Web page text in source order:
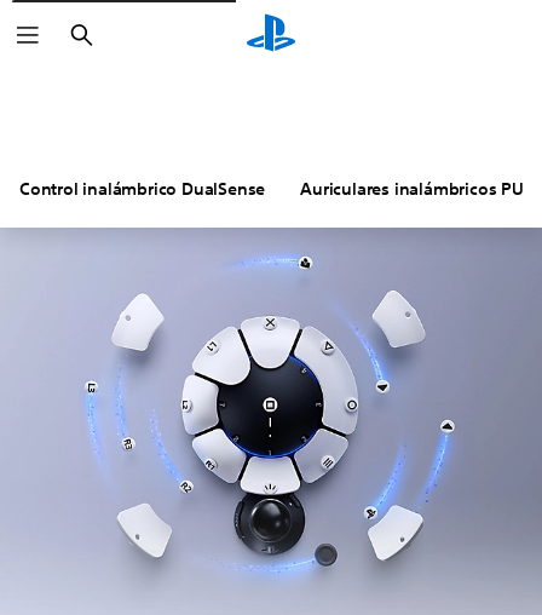
Control inalámbrico DualSense Auriculares inalámbricos